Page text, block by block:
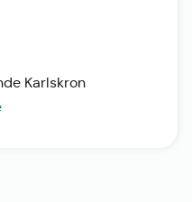
Karlskron